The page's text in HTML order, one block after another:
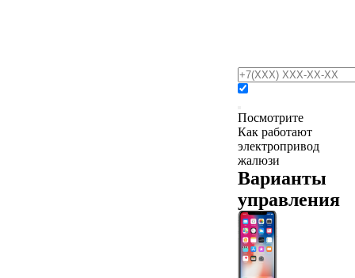
Посмотрите
Как работают
электропривод
жалюзи
Варианты
управления